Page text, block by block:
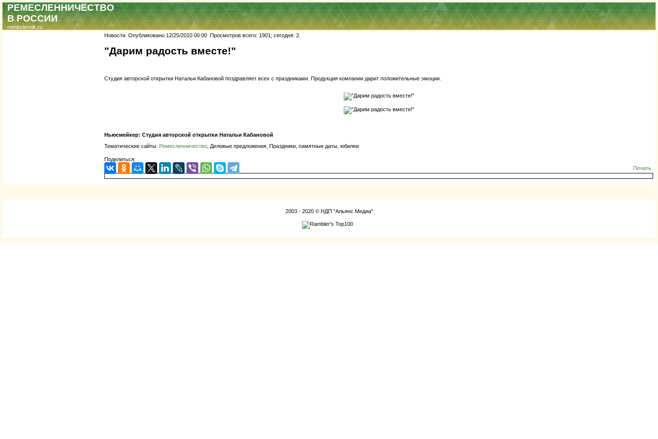
РЕМЕСЛЕННИЧЕСТВО
В РОССИИ
remeslennik.ru
Новости. Опубликовано 12/25/2010 00:00 Просмотров всего: 1901; сегодня: 2.
"Дарим радость вместе!"
Студия авторской открытки Натальи Кабановой поздравляет всех с праздниками. Продукция компании дарит положительные эмоции.
Ньюсмейкер: Студия авторской открытки Натальи Кабановой
Тематические сайты: Ремесленничество , Деловые предложения, Праздники, памятные даты, юбилеи
Поделиться:
Печать
2003 - 2020 © НДП "Альянс Медиа"